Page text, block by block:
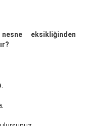
eksikliğinden